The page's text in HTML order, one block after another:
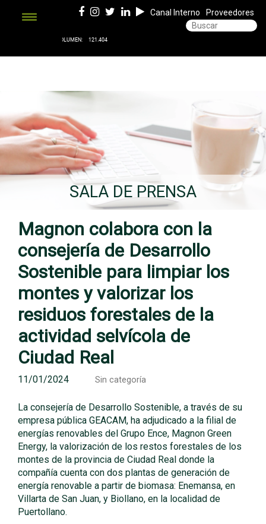
Canal Interno Proveedores
SALA DE PRENSA
Magnon colabora con la
consejería de Desarrollo
Sostenible para limpiar los
montes y valorizar los
residuos forestales de la
actividad selvícola de
Ciudad Real
11/01/2024 Sin categoría
La consejería de Desarrollo Sostenible, a través de su
empresa pública GEACAM, ha adjudicado a la filial de
energías renovables del Grupo Ence, Magnon Green
Energy, la valorización de los restos forestales de los
montes de la provincia de Ciudad Real donde la
compañía cuenta con dos plantas de generación de
energía renovable a partir de biomasa: Enemansa, en
Villarta de San Juan, y Biollano, en la localidad de
Puertollano.